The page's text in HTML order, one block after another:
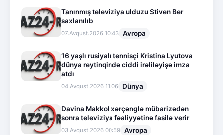
Tanınmış televiziya ulduzu Stiven Ber
saxlanılıb
07.Avqust.2026 10:43 Avropa
16 yaşlı rusiyalı tennisçi Kristina Lyutova
dünya reytinqində ciddi irəliləyişə imza
atdı
04.Avqust.2026 11:06 Dünya
Davina Makkol xərçənglə mübarizədən
sonra televiziya fəaliyyətinə fasilə verir
03.Avqust.2026 00:59 Avropa